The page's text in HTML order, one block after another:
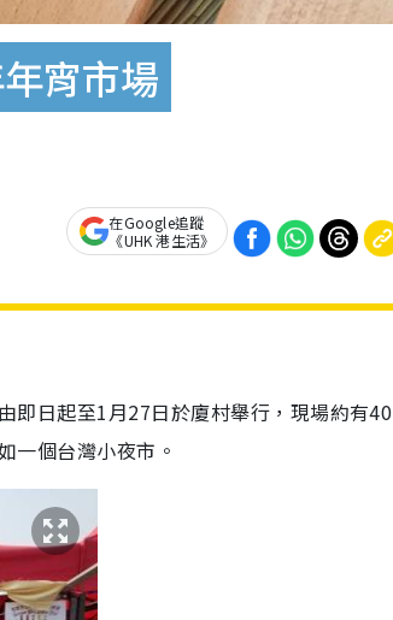
宵市場
在Google追蹤
《UHK 港生活》
即日起至1月27日於廈村舉行，現場約有40
一個台灣小夜市。